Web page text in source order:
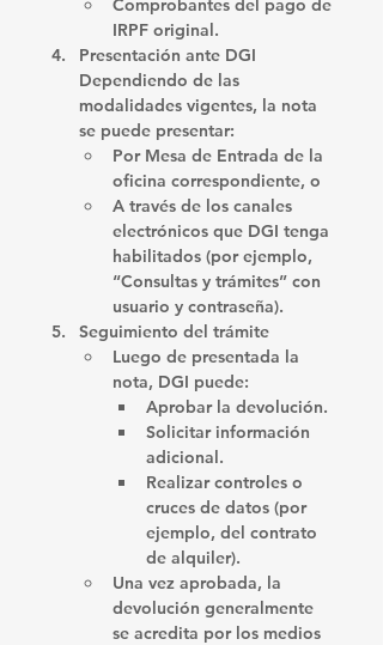
Comprobantes del pago de
IRPF original.
Presentación ante DGI
Dependiendo de las
modalidades vigentes, la nota
se puede presentar:
Por Mesa de Entrada de la
oficina correspondiente, o
A través de los canales
electrónicos que DGI tenga
habilitados (por ejemplo,
“Consultas y trámites” con
usuario y contraseña).
Seguimiento del trámite
Luego de presentada la
nota, DGI puede:
Aprobar la devolución.
Solicitar información
adicional.
Realizar controles o
cruces de datos (por
ejemplo, del contrato
de alquiler).
Una vez aprobada, la
devolución generalmente
se acredita por los medios